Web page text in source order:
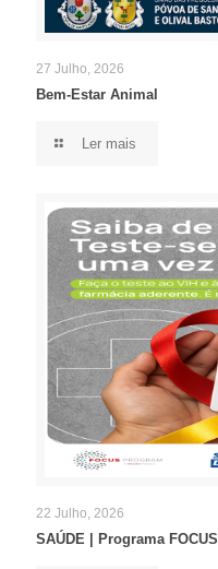
27 Julho, 2026
Bem-Estar Animal
Ler mais
22 Julho, 2026
SAÚDE | Programa FOCUS